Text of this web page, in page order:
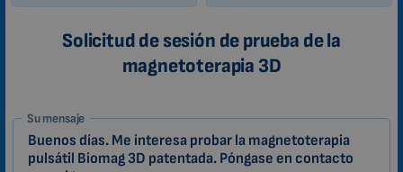
Solicitud de sesión de prueba de la
magnetoterapia 3D
1-
ES
Zákazník
Su mensaje